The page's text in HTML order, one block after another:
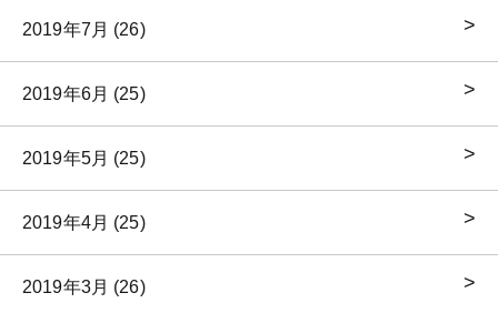
2019年7月 (26)
2019年6月 (25)
2019年5月 (25)
2019年4月 (25)
2019年3月 (26)